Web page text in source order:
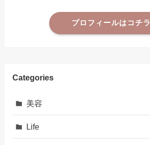
プロフィールはコチラ
Categories
美容
Life